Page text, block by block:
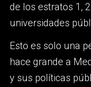
de los estratos 1,
universidades
Esto es solo una
hace grande a
y sus políticas